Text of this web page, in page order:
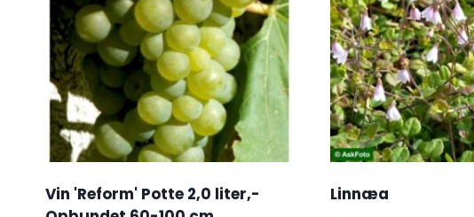
Vin 'Reform' Potte 2,0 liter,-
Linnæa